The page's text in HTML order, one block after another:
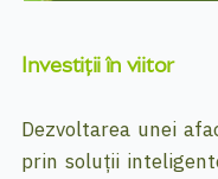
Investiții în viitor
Dezvoltarea unei
prin soluții